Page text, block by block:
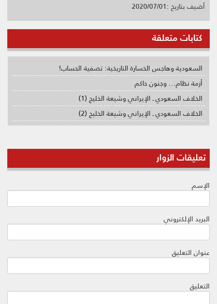
أضيف بتاريخ :2020/07/01
كتابات متعلقة
السعودية وهاجس الخسارة التاريخية: تصفية الحساب!
أزمة نظام... وجنون حاكم
الخلاف السعودي ـ الإيراني وشيعة الخليج (1)
الخلاف السعودي ـ الإيراني وشيعة الخليج (2)
تعليقات الزوار
الإسم
البريد الإلكتروني
عنوان التعليق
التعليق